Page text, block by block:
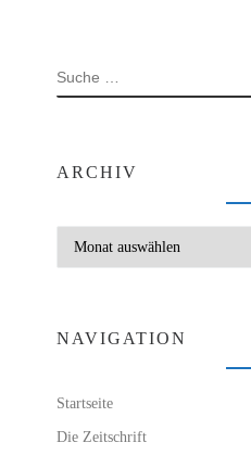
SUCHE
ARCHIV
NAVIGATION
Startseite
Die Zeitschrift